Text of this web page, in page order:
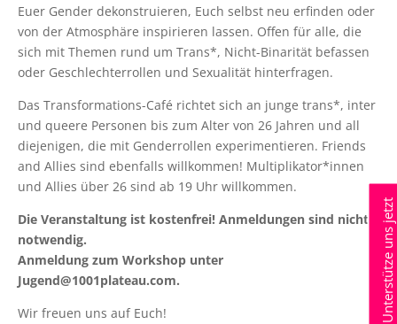
Euer Gender dekonstruieren, Euch selbst neu erfinden oder
von der Atmosphäre inspirieren lassen. Offen für alle, die
sich mit Themen rund um Trans*, Nicht-Binarität befassen
oder Geschlechterrollen und Sexualität hinterfragen.
Das Transformations-Café richtet sich an junge trans*, inter
und queere Personen bis zum Alter von 26 Jahren und all
diejenigen, die mit Genderrollen experimentieren. Friends
and Allies sind ebenfalls willkommen! Multiplikator*innen
und Allies über 26 sind ab 19 Uhr willkommen.
Die Veranstaltung ist kostenfrei! Anmeldungen sind nicht
notwendig.
Anmeldung zum Workshop unter
Jugend@1001plateau.com.
Wir freuen uns auf Euch!
Unterstütze uns jetzt